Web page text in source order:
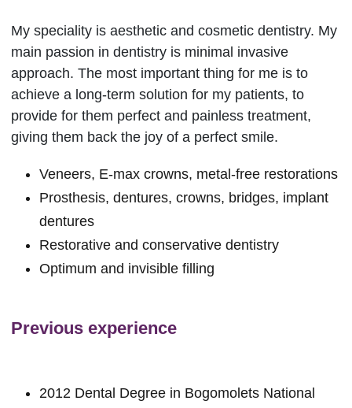
My speciality is aesthetic and cosmetic dentistry. My
main passion in dentistry is minimal invasive
approach. The most important thing for me is to
achieve a long-term solution for my patients, to
provide for them perfect and painless treatment,
giving them back the joy of a perfect smile.
Veneers, E-max crowns, metal-free restorations
Prosthesis, dentures, crowns, bridges, implant
dentures
Restorative and conservative dentistry
Optimum and invisible filling
Previous experience
2012 Dental Degree in Bogomolets National